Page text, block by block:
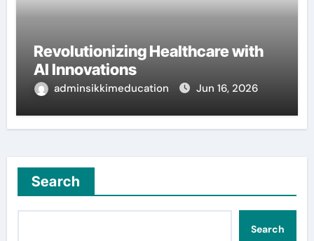
Revolutionizing Healthcare with
AI Innovations
adminsikkimeducation Jun 16, 2026
Search
Search